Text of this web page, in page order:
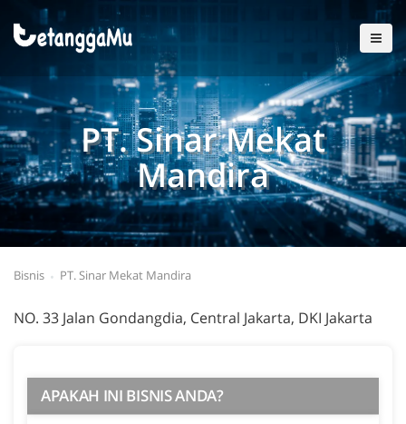
PT. Sinar Mekat
Mandira
Bisnis PT. Sinar Mekat Mandira
NO. 33 Jalan Gondangdia, Central Jakarta, DKI Jakarta
APAKAH INI BISNIS ANDA?